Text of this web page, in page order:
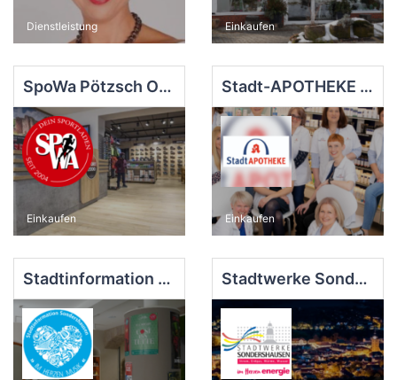
Dienstleistung Einkaufen
SpoWa Pötzsch OHG
Einkaufen
Stadt-APOTHEKE Andrea Westermeyer e.K.
Einkaufen
Stadtinformation Sondershausen Stadtwerke Sondershausen GmbH